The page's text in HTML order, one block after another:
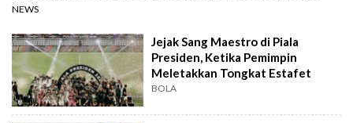
NEWS
Jejak Sang Maestro di Piala
Presiden, Ketika Pemimpin
Meletakkan Tongkat Estafet
BOLA